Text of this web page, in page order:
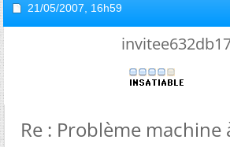
21/05/2007, 16h59
Re : Problème machine